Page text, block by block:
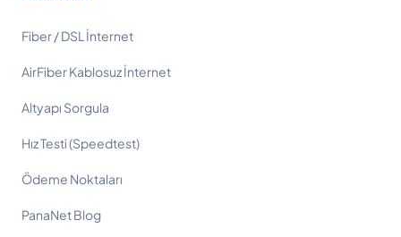
Fiber / DSL İnternet
AirFiber Kablosuz İnternet
Altyapı Sorgula
Hız Testi (Speedtest)
Ödeme Noktaları
PanaNet Blog